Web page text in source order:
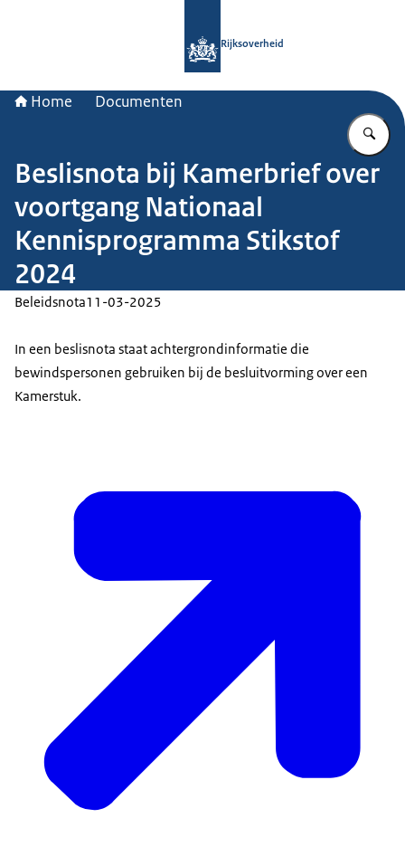
Rijksoverheid
Home Documenten
Beslisnota bij Kamerbrief over
voortgang Nationaal
Kennisprogramma Stikstof
2024
Beleidsnota11-03-2025
In een beslisnota staat achtergrondinformatie die
bewindspersonen gebruiken bij de besluitvorming over een
Kamerstuk.